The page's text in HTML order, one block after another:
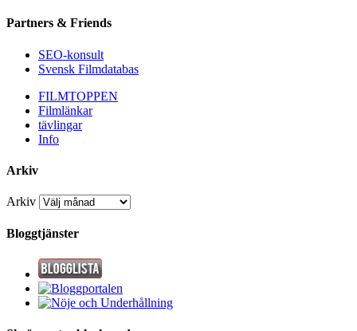
Partners & Friends
SEO-konsult
Svensk Filmdatabas
FILMTOPPEN
Filmlänkar
tävlingar
Info
Arkiv
Arkiv
Bloggtjänster